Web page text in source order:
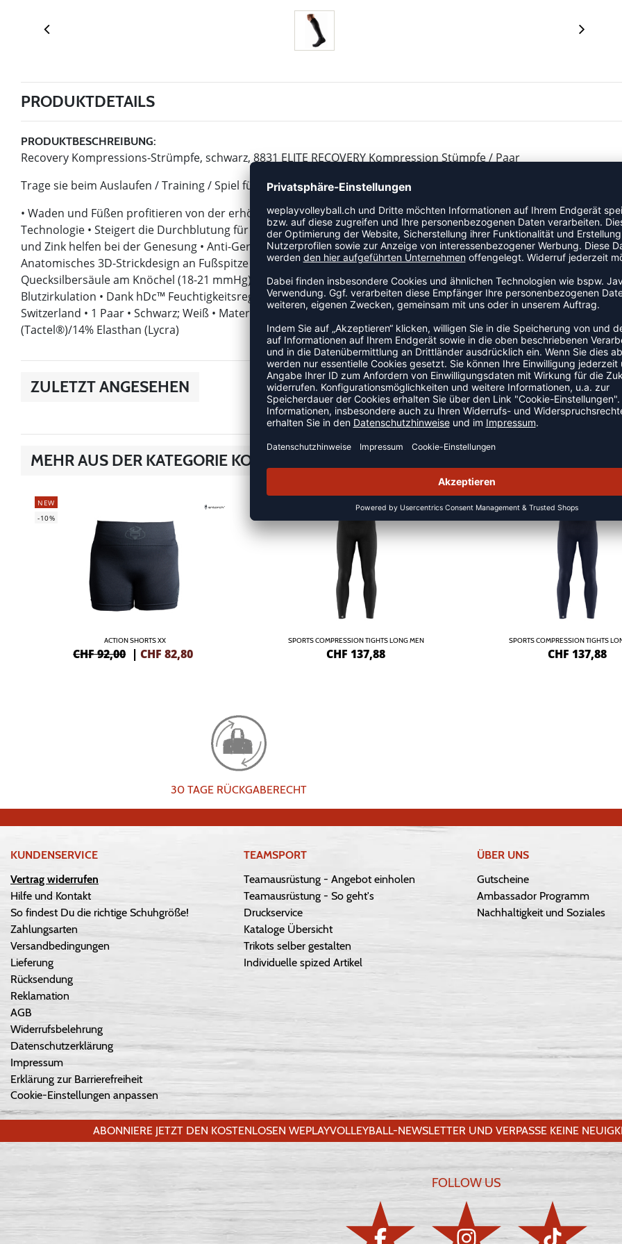
PRODUKTDETAILS
PRODUKTBESCHREIBUNG:
Recovery Kompressions-Strümpfe, schwarz, 8831 ELITE RECOVERY Kompression Stümpfe / Paar
Trage sie beim Auslaufen / Training / Spiel für eine verbesserte Genesung. Designed für längeres Tragen.
• Waden und Füßen profitieren von der erhöhten Durchblutung aufgrund der TARGETED COMPRESSION™
Technologie • Steigert die Durchblutung für eine schnelle und Vollständige Genesung • Spezialgarne mit Algen
und Zink helfen bei der Genesung • Anti-Geruch und antimikrobielle Garne bieten erweiterten Komfort •
Anatomisches 3D-Strickdesign an Fußspitze und Ferse sorgt für mehr Komfort und Schutz • Millimeter
Quecksilbersäule am Knöchel (18-21 mmHg) und unterhalb des Knies (12.6-14.7mmHg) zur Verbesserung der
Blutzirkulation • Dank hDc™ Feuchtigkeitsregulierungstechnologie absolut kühl und trocken • Qualität, Made in
Switzerland • 1 Paar • Schwarz; Weiß • Material: 44% (Baumwolle/Seacell™/Smartcell™ Sensitive)/34% Polyamid
(Tactel®)/14% Elasthan (Lycra)
ZULETZT ANGESEHEN
MEHR AUS DER KATEGORIE KOMPRESSION
NEW
-10%
ACTION SHORTS XX
CHF 92,00 |CHF 82,80
SPORTS COMPRESSION TIGHTS LONG MEN
CHF 137,88
SPORTS COMPRESSION TIGHTS
CHF 137,88
30 TAGE RÜCKGABERECHT
KUNDENSERVICE
Vertrag widerrufen
Hilfe und Kontakt
So findest Du die richtige Schuhgröße!
Zahlungsarten
Versandbedingungen
Lieferung
Rücksendung
Reklamation
AGB
Widerrufsbelehrung
Datenschutzerklärung
Impressum
Erklärung zur Barrierefreiheit
Cookie-Einstellungen anpassen
TEAMSPORT
Teamausrüstung - Angebot einholen
Teamausrüstung - So geht's
Druckservice
Kataloge Übersicht
Trikots selber gestalten
Individuelle spized Artikel
ÜBER UNS
Gutscheine
Ambassador Programm
Nachhaltigkeit und Soziales
ABONNIERE JETZT DEN KOSTENLOSEN WEPLAYVOLLEYBALL-NEWSLETTER UND VERPASSE KEINE
FOLLOW US